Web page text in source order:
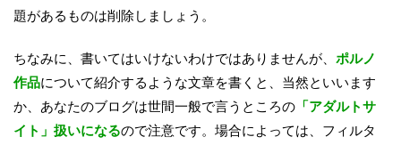
題があるものは削除しましょう。
ちなみに、書いてはいけないわけではありませんが、 ポルノ
作品について紹介するような文章を書くと、当然といいます
か、あなたのブログは世間一般で言うところの 「アダルトサ
イト」扱いになるので注意です。場合によっては、フィルタ